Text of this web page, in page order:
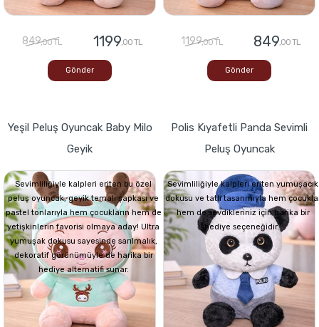
849,00 TL 1199,00 TL
Gönder
1199,00 TL 849,00 TL
Gönder
Yeşil Peluş Oyuncak Baby Milo
Geyik
Sevimliliğiyle kalpleri eriten bu özel
peluş oyuncak, geyik temalı şapkası ve
pastel tonlarıyla hem çocukların hem de
yetişkinlerin favorisi olmaya aday! Ultra
yumuşak dokusu sayesinde sarılmalık,
dekoratif görünümüyle de harika bir
hediye alternatifi sunar.
Polis Kıyafetli Panda Sevimli
Peluş Oyuncak
Sevimliliğiyle kalpleri eriten yumuşacık
dokusu ve tatlı tasarımıyla hem
hem de sevdikleriniz için harika bir
hediye seçeneğidir.